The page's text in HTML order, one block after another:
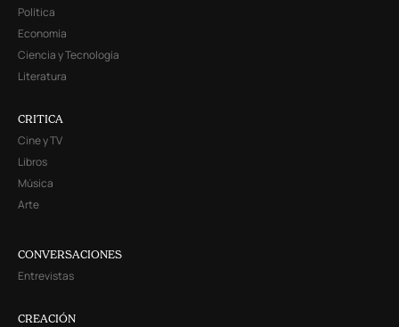
Política
Economía
Ciencia y Tecnología
Literatura
CRITICA
Cine y TV
Libros
Música
Arte
CONVERSACIONES
Entrevistas
CREACIÓN